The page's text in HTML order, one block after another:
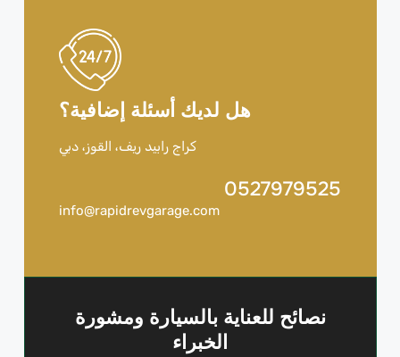
هل لديك أسئلة إضافية؟
كراج رابيد ريف، القوز، دبي
0527979525
info@rapidrevgarage.com
نصائح للعناية بالسيارة ومشورة
الخبراء